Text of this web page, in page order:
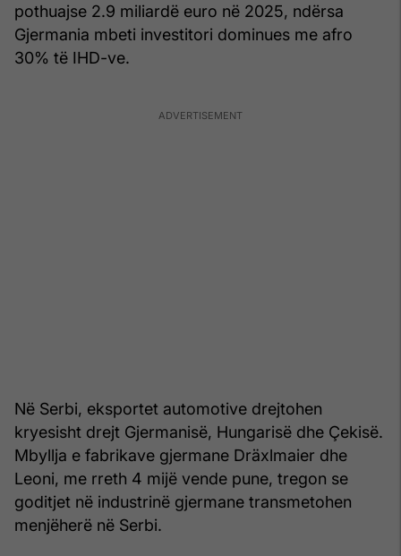
pothuajse 2.9 miliardë euro në 2025, ndërsa
Gjermania mbeti investitori dominues me afro
30% të IHD-ve.
Në Serbi, eksportet automotive drejtohen
kryesisht drejt Gjermanisë, Hungarisë dhe Çekisë.
Mbyllja e fabrikave gjermane Dräxlmaier dhe
Leoni, me rreth 4 mijë vende pune, tregon se
goditjet në industrinë gjermane transmetohen
menjëherë në Serbi.